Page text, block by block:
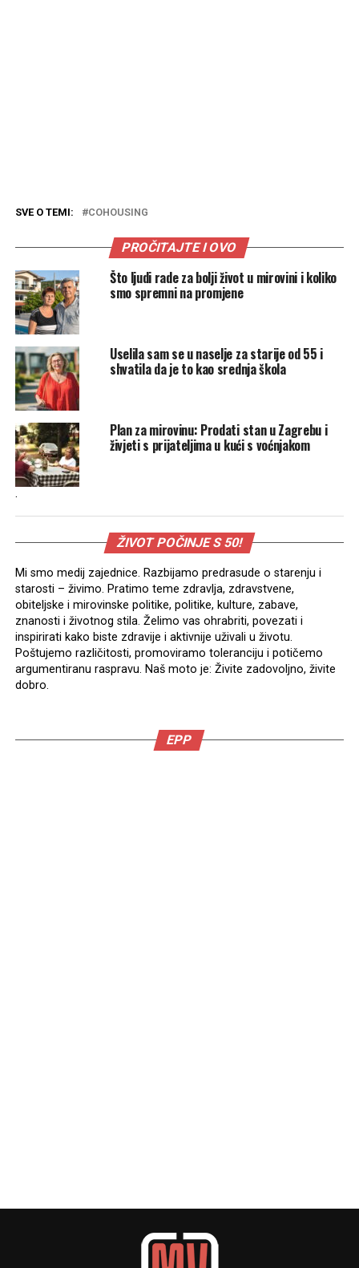
SVE O TEMI: COHOUSING
PROČITAJTE I OVO
Što ljudi rade za bolji život u mirovini i koliko
smo spremni na promjene
Uselila sam se u naselje za starije od 55 i
shvatila da je to kao srednja škola
Plan za mirovinu: Prodati stan u Zagrebu i
živjeti s prijateljima u kući s voćnjakom
.
ŽIVOT POČINJE S 50!
Mi smo medij zajednice. Razbijamo predrasude o starenju i
starosti – živimo. Pratimo teme zdravlja, zdravstvene,
obiteljske i mirovinske politike, politike, kulture, zabave,
znanosti i životnog stila. Želimo vas ohrabriti, povezati i
inspirirati kako biste zdravije i aktivnije uživali u životu.
Poštujemo različitosti, promoviramo toleranciju i potičemo
argumentiranu raspravu. Naš moto je: Živite zadovoljno, živite
dobro.
EPP